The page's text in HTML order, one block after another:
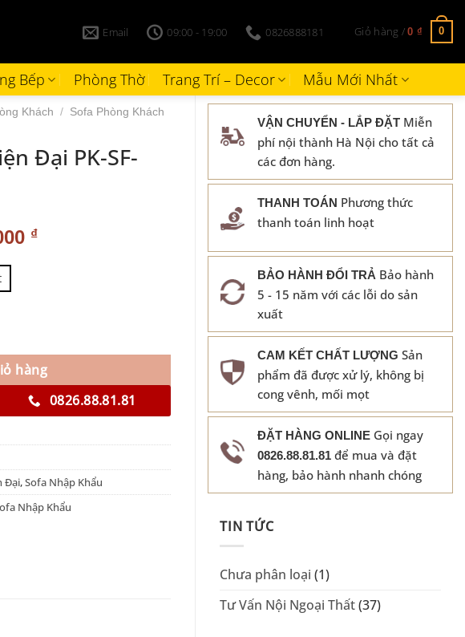
Email 09:00 - 19:00 0826888181 Giỏ hàng /0 ₫ 0
Bếp Phòng Thờ Trang Trí – Decor Mẫu Mới Nhất
VẬN CHUYỂN - LẮP ĐẶT Miễn
phí nội thành Hà Nội cho tất cả
các đơn hàng.
THANH TOÁN Phương thức
thanh toán linh hoạt
BẢO HÀNH ĐỔI TRẢ Bảo hành
5 - 15 năm với các lỗi do sản
xuất
CAM KẾT CHẤT LƯỢNG Sản
phẩm đã được xử lý, không bị
cong vênh, mối mọt
ĐẶT HÀNG ONLINE Gọi ngay
0826.88.81.81 để mua và đặt
hàng, bảo hành nhanh chóng
TIN TỨC
Chưa phân loại (1)
Tư Vấn Nội Ngoại Thất(37)
Khách /
Sofa Phòng Khách
Đại PK-SF-
₫
hàng
0826.88.81.81
Đại,Sofa Nhập Khẩu
Nhập Khẩu